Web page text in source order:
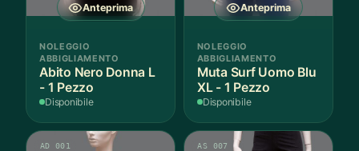
Anteprima
NOLEGGIO
ABBIGLIAMENTO
Abito Nero Donna L
- 1 Pezzo
Disponibile
Anteprima
NOLEGGIO
ABBIGLIAMENTO
Muta Surf Uomo Blu
XL - 1 Pezzo
Disponibile
AD 001 AS 007